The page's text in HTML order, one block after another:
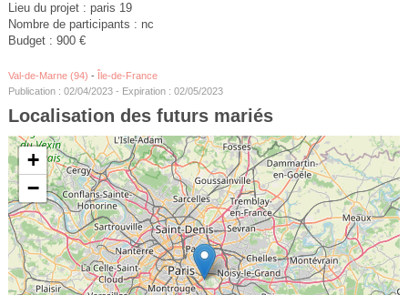
Lieu du projet : paris 19
Nombre de participants : nc
Budget : 900 €
Val-de-Marne (94) -
Île-de-France
Publication : 02/04/2023 - Expiration : 02/05/2023
Localisation des futurs mariés
+
−